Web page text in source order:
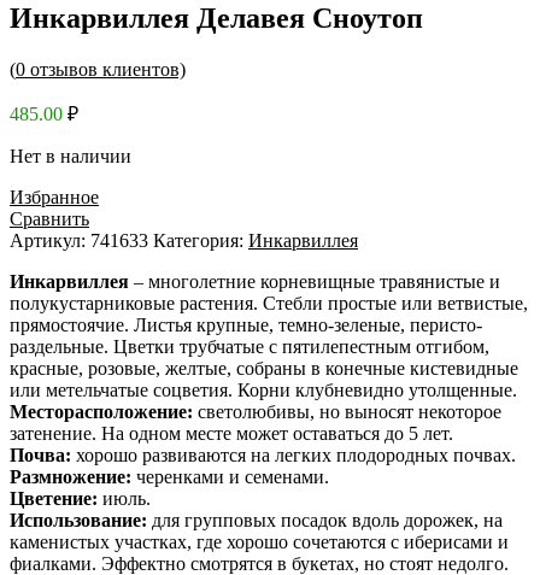
Инкарвиллея Делавея Сноутоп
(0 отзывов клиентов)
485.00 ₽
Нет в наличии
Избранное
Сравнить
Артикул: 741633 Категория: Инкарвиллея
Инкарвиллея – многолетние корневищные травянистые и
полукустарниковые растения. Стебли простые или ветвистые,
прямостоячие. Листья крупные, темно-зеленые, перисто-
раздельные. Цветки трубчатые с пятилепестным отгибом,
красные, розовые, желтые, собраны в конечные кистевидные
или метельчатые соцветия. Корни клубневидно утолщенные.
Месторасположение: cветолюбивы, но выносят некоторое
затенение. На одном месте может оставаться до 5 лет.
Почва: хорошо развиваются на легких плодородных почвах.
Размножение: черенками и семенами.
Цветение: июль.
Использование: для групповых посадок вдоль дорожек, на
каменистых участках, где хорошо сочетаются с иберисами и
фиалками. Эффектно смотрятся в букетах, но стоят недолго.